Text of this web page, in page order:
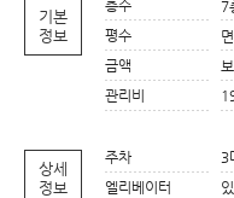
기본
정보
층수 7
평수
금액
보
관리비
상세
정보
주차
3
엘리베이터